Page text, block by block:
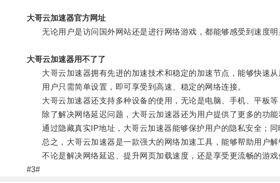
大哥云加速器官方网址
无论用户是访问国外网站还是进行网络游戏，都能够感受到速度明
大哥云加速器用不了了
大哥云加速器拥有先进的加速技术和稳定的加速节点，能够快速从
用户只需简单设置，即可享受到高速、稳定的网络连接。
大哥云加速器还支持多种设备的使用，无论是电脑、手机、平板等
除了解决网络延迟问题，大哥云加速器还为用户提供了更多的功能
通过隐藏真实IP地址，大哥云加速器能够保护用户的隐私安全；同
总之，大哥云加速器是一款强大的网络加速工具，能够帮助用户解
不论是解决网络延迟、提升网页加载速度，还是享受更流畅的游戏
#3#